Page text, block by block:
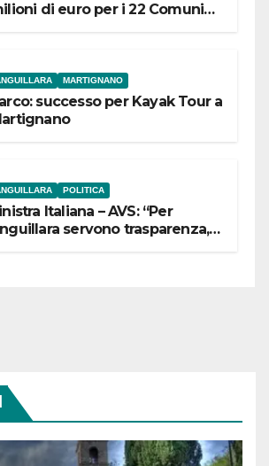
di euro per i 22 Comuni
MARTIGNANO
successo per Kayak Tour a
POLITICA
Italiana – AVS: “Per
servono trasparenza,